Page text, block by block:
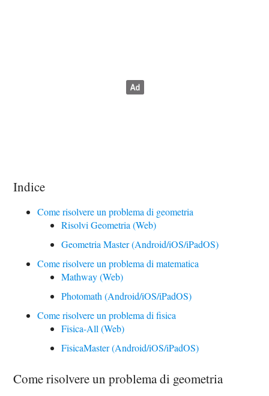
Indice
Come risolvere un problema di geometria
Risolvi Geometria (Web)
Geometria Master (Android/iOS/iPadOS)
Come risolvere un problema di matematica
Mathway (Web)
Photomath (Android/iOS/iPadOS)
Come risolvere un problema di fisica
Fisica-All (Web)
FisicaMaster (Android/iOS/iPadOS)
Come risolvere un problema di geometria